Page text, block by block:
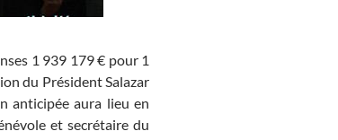
1 939 179 € pour 1
du Président Salazar
anticipée aura lieu en
et secrétaire du